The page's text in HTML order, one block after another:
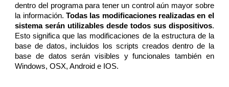
dentro del programa para tener un control aún mayor sobre
la información.Todas las modificaciones realizadas en el
sistema serán utilizables desde todos sus dispositivos.
Esto significa que las modificaciones de la estructura de la
base de datos, incluidos los scripts creados dentro de la
base de datos serán visibles y funcionales también en
Windows, OSX, Android e IOS.